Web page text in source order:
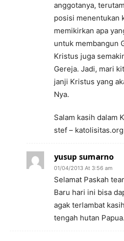
anggotanya,
posisi menentukan
memikirkan apa
untuk membangun
Kristus juga
Gereja. Jadi, mari
janji Kristus yang
Nya.
Salam kasih dalam
stef – katolisitas.org
yusup sumarno
01/04/2013 At 3:56 am
Selamat Paskah
Baru hari ini bisa
agak terlambat
tengah hutan Papua.